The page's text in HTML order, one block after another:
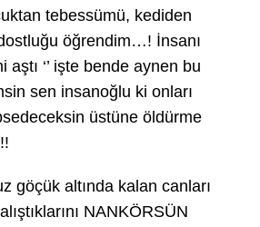
tebessümü, kediden
öğrendim…! İnsanı
‘’ işte bende aynen bu
sen insanoğlu ki onları
üstüne öldürme
göçük altında kalan canları
NANKÖRSÜN